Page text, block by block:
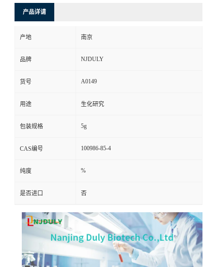
产品详请
产地 南京
品牌 NJDULY
货号 A0149
用途 生化研究
包装规格 5g
CAS编号 100986-85-4
纯度 %
是否进口 否